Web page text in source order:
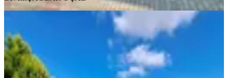
Bahçeşehir Boğazköy'de Manzaralı 3
Başakşehir, Bahçeşehir 2. Kısım Mahallesi
06.08.2026